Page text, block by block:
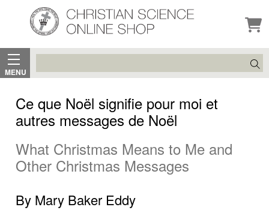
MENU
Search
Ce que Noël signifie pour moi et
autres messages de Noël
What Christmas Means to Me and
Other Christmas Messages
By Mary Baker Eddy